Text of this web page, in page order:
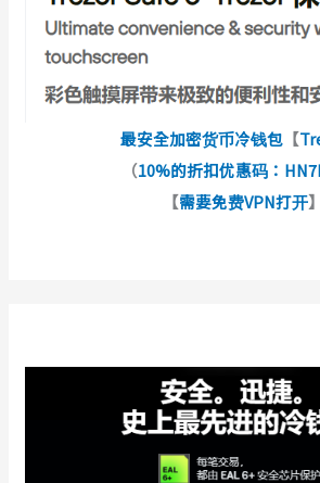
最安全加密货币冷钱包 【
（10%的折扣优惠码：
【需要免费VPN打开】